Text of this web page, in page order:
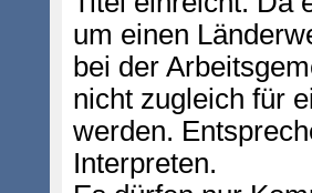
um einen
bei der
nicht zugleich für
werden.
Interpreten.